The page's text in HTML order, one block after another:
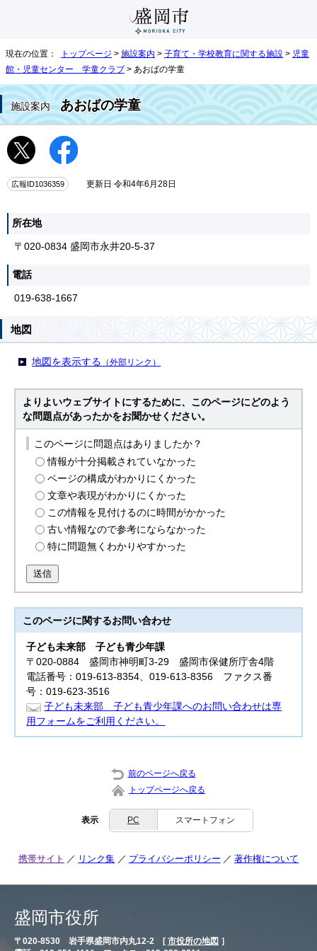
現在の位置： トップページ > 施設案内 > 子育て・学校教育に関する施設 > 児童
館・児童センター 学童クラブ > あおばの学童
施設案内 あおばの学童
広報ID1036359 更新日 令和4年6月28日
所在地
〒020-0834 盛岡市永井20-5-37
電話
019-638-1667
地図
地図を表示する （外部リンク）
よりよいウェブサイトにするために、このページにどのよう
な問題点があったかをお聞かせください。
このページに問題点はありましたか？
情報が十分掲載されていなかった
ページの構成がわかりにくかった
文章や表現がわかりにくかった
この情報を見付けるのに時間がかかった
古い情報なので参考にならなかった
特に問題無くわかりやすかった
送信
このページに関するお問い合わせ
子ども未来部子ども青少年課
〒020-0884 盛岡市神明町3-29 盛岡市保健所庁舎4階
電話番号：019-613-8354、019-613-8356 ファクス番
号：019-623-3516
子ども未来部 子ども青少年課へのお問い合わせは専
用フォームをご利用ください。
前のページへ戻る
トップページへ戻る
表示 PC スマートフォン
携帯サイト リンク集 プライバシーポリシー 著作権について
盛岡市役所
〒020-8530 岩手県盛岡市内丸12-2 [ 市役所の地図 ］